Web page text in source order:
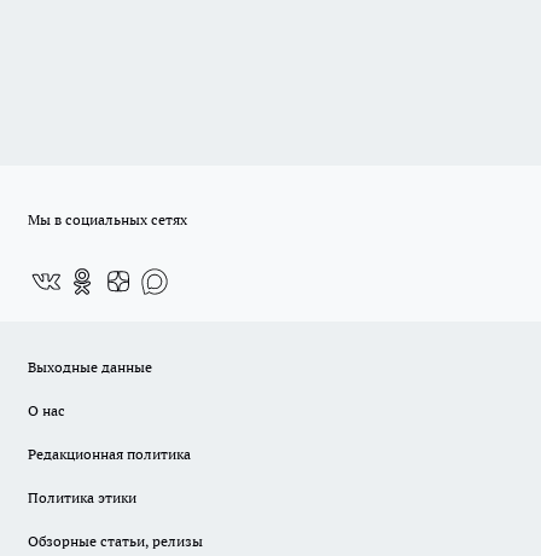
Мы в социальных сетях
Выходные данные
О нас
Редакционная политика
Политика этики
Обзорные статьи, релизы